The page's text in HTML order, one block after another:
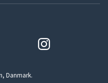
Danmark.